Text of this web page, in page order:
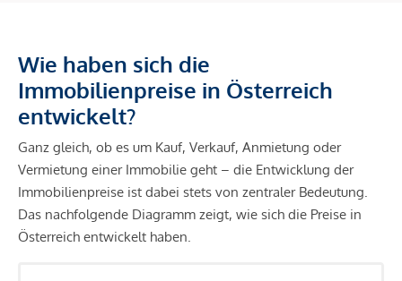
Wie haben sich die
Immobilienpreise in Österreich
entwickelt?
Ganz gleich, ob es um Kauf, Verkauf, Anmietung oder
Vermietung einer Immobilie geht – die Entwicklung der
Immobilienpreise ist dabei stets von zentraler Bedeutung.
Das nachfolgende Diagramm zeigt, wie sich die Preise in
Österreich entwickelt haben.